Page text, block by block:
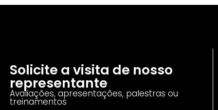
Solicite a visita de nosso
representante
Avaliações, apresentações, palestras ou
treinamentos